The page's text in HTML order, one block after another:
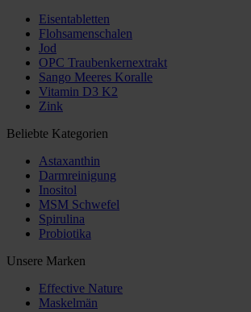
Eisentabletten
Flohsamenschalen
Jod
OPC Traubenkernextrakt
Sango Meeres Koralle
Vitamin D3 K2
Zink
Beliebte Kategorien
Astaxanthin
Darmreinigung
Inositol
MSM Schwefel
Spirulina
Probiotika
Unsere Marken
Effective Nature
Maskelmän